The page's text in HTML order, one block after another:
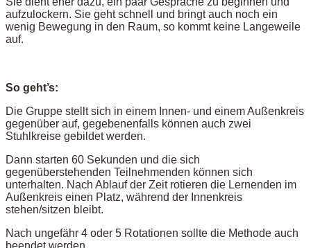
aufzulockern. Sie geht schnell und bringt auch noch ein
wenig Bewegung in den Raum, so kommt keine Langeweile
auf.
So geht’s:
Die Gruppe stellt sich in einem Innen- und einem Außenkreis
gegenüber auf, gegebenenfalls können auch zwei
Stuhlkreise gebildet werden.
Dann starten 60 Sekunden und die sich
gegenüberstehenden Teilnehmenden können sich
unterhalten. Nach Ablauf der Zeit rotieren die Lernenden im
Außenkreis einen Platz, während der Innenkreis
stehen/sitzen bleibt.
Nach ungefähr 4 oder 5 Rotationen sollte die Methode auch
beendet werden.